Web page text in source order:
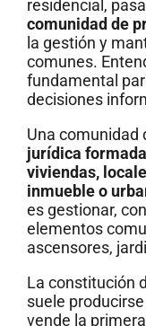
residencial,
comunidad de
la gestión y
comunes.
fundamental
decisiones
Una comunidad
jurídica
viviendas,
inmueble o
es gestionar,
elementos
ascensores,
La constitución
suele
vende la